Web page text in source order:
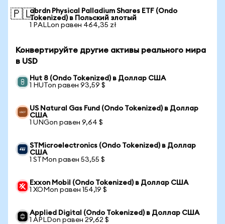
🇵🇱abrdn Physical Palladium Shares ETF (Ondo
Tokenized) в Польский злотый
1 PALLon равен 464,35 zł
Конвертируйте другие активы реального мира
в USD
Hut 8 (Ondo Tokenized) в Доллар США
1 HUTon равен 93,59 $
US Natural Gas Fund (Ondo Tokenized) в Доллар
США
1 UNGon равен 9,64 $
STMicroelectronics (Ondo Tokenized) в Доллар
США
1 STMon равен 53,55 $
Exxon Mobil (Ondo Tokenized) в Доллар США
1 XOMon равен 154,19 $
Applied Digital (Ondo Tokenized) в Доллар США
1 APLDon равен 29,62 $